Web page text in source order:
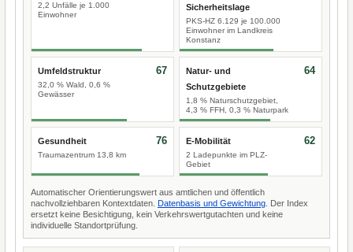
2,2 Unfälle je 1.000
Einwohner
Sicherheitslage
PKS-HZ 6.129 je 100.000
Einwohner im Landkreis
Konstanz
Umfeldstruktur
32,0 % Wald, 0,6 %
Gewässer
67
Natur- und
Schutzgebiete
1,8 % Naturschutzgebiet,
4,3 % FFH, 0,3 % Naturpark
64
Gesundheit
Traumazentrum 13,8 km
76 E-Mobilität
2 Ladepunkte im PLZ-
Gebiet
62
Automatischer Orientierungswert aus amtlichen und öffentlich
nachvollziehbaren Kontextdaten. Datenbasis und Gewichtung . Der Index
ersetzt keine Besichtigung, kein Verkehrswertgutachten und keine
individuelle Standortprüfung.